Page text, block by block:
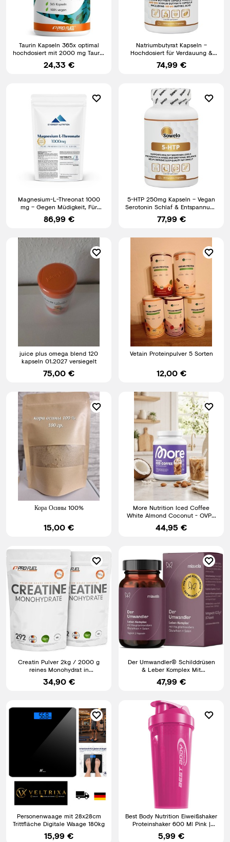
Taurin Kapseln 365x optimal
hochdosiert mit 2000 mg Taurin
pro Tag Taurine mit
24,33 €
Natriumbutyrat Kapseln –
Hochdosiert für Verdauung &
Immunsystem – Sowelo
74,99 €
Magnesium-L-Threonat 1000
mg – Gegen Müdigkeit, Für
Konzentration & Gehirn
86,99 €
5-HTP 250mg Kapseln – Vegan
Serotonin Schlaf & Entspannung
Support - Sowelo
77,99 €
juice plus omega blend 120
kapseln 01.2027 versiegelt
75,00 €
Vetain Proteinpulver 5 Sorten
12,00 €
Кора Осины 100%
15,00 €
More Nutrition Iced Coffee
White Almond Coconut - OVP -
Protein
44,95 €
Creatin Pulver 2kg / 2000 g
reines Monohydrat in
mikronisierter Qualität 100%Veg
34,90 €
Der Umwandler® Schilddrüsen
& Leber Komplex Mit
Mariendistel, Artischocke, Choli
47,99 €
Personenwaage mit 28x28cm
Trittfläche Digitale Waage 180kg
15,99 €
Best Body Nutrition Eiweißshaker
Proteinshaker 600 Ml Pink |
Bpa-Freier Kunststo
5,99 €